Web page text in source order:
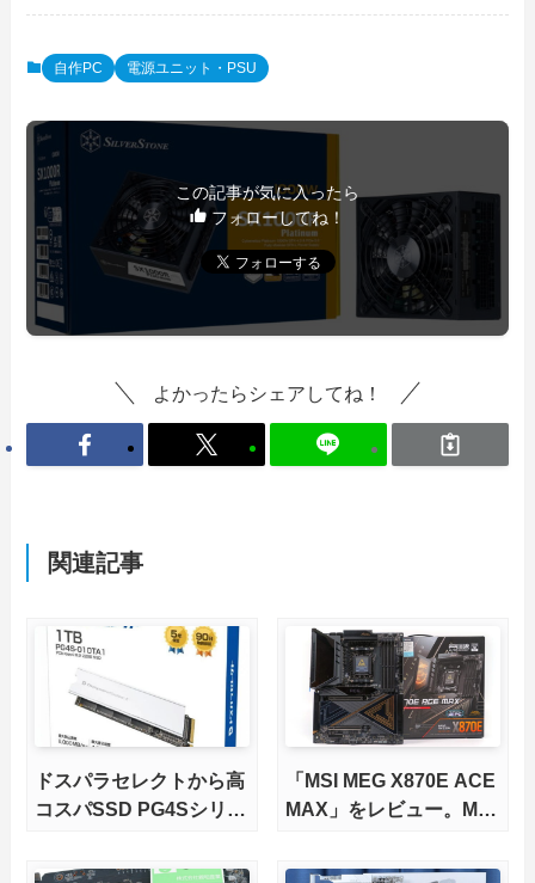
自作PC 電源ユニット・PSU
この記事が気に入ったら
フォローしてね！
よかったらシェアしてね！
関連記事
ドスパラセレクトから高
コスパSSD PG4Sシリー
「MSI MEG X870E ACE
MAX」をレビュー。M.2
版X870Eマザーボードを